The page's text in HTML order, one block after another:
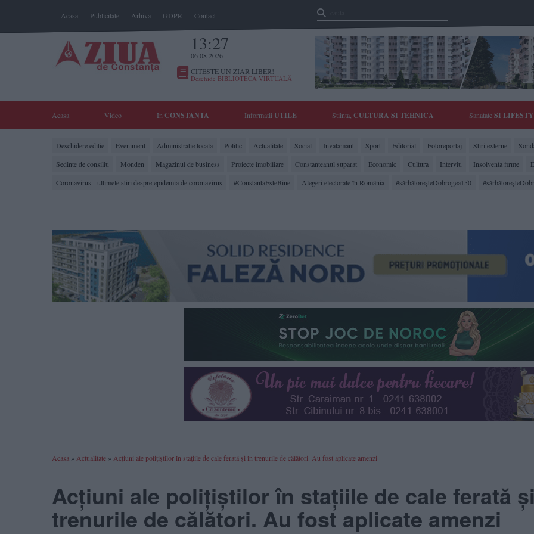
Acasa Publicitate Arhiva GDPR Contact
13:27
06 08 2026
CITESTE UN ZIAR LIBER!
Deschide BIBLIOTECA VIRTUALĂ
Acasa Video In CONSTANTA Informatii UTILE Stiinta, CULTURA SI TEHNICA SanatateSI
Deschidere editie Eveniment Administratie locala Politic Actualitate Social Invatamant Sport Editorial Fotoreportaj Stiri externe
Sedinte de consiliu
Monden Magazinul de business Proiecte imobiliare Constanteanul suparat Economic Cultura Interviu Insolventa firme
Coronavirus - ultimele stiri despre epidemia de coronavirus
#ConstantaEsteBine Alegeri electorale în România #sărbătoreşteDobrogea150
Acasa » Actualitate » Acțiuni ale polițiștilor în stațiile de cale ferată și în trenurile de călători. Au fost aplicate amenzi
Acțiuni ale polițiștilor în stațiile de cale ferată
trenurile de călători. Au fost aplicate amenzi